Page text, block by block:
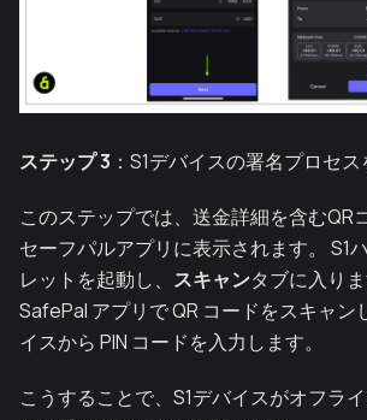
ステップ 3 ：S1デバイスの署名プロセス
このステップでは、送金詳細を含むQR
セーフパルアプリに表示されます。 S1
レットを起動し、 スキャンタブに入りま
SafePal アプリで QR コードをスキャン
イスから PIN コードを入力します。
こうすることで、S1デバイスがオフラ